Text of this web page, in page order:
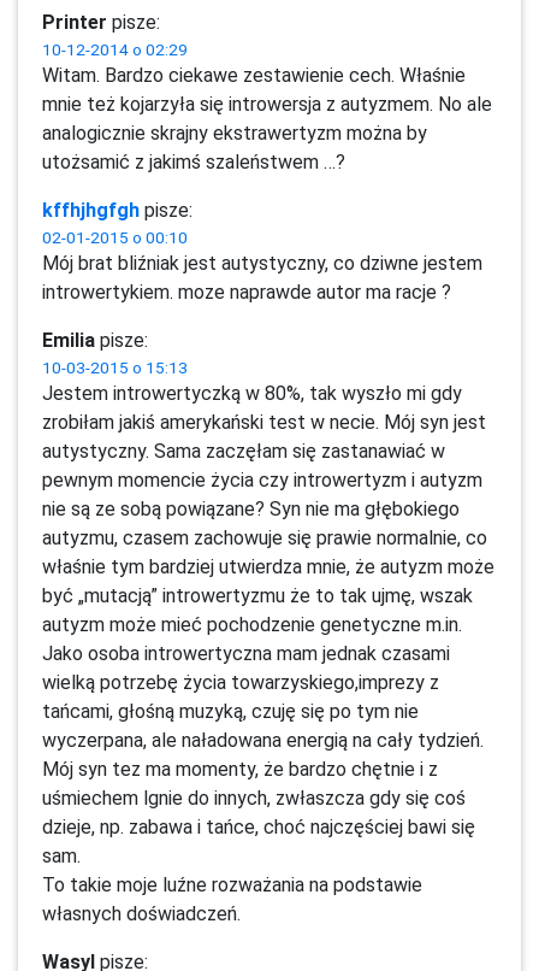
Printer pisze:
10-12-2014 o 02:29
Witam. Bardzo ciekawe zestawienie cech. Właśnie
mnie też kojarzyła się introwersja z autyzmem. No ale
analogicznie skrajny ekstrawertyzm można by
utożsamić z jakimś szaleństwem …?
kffhjhgfgh pisze:
02-01-2015 o 00:10
Mój brat bliźniak jest autystyczny, co dziwne jestem
introwertykiem. moze naprawde autor ma racje ?
Emilia pisze:
10-03-2015 o 15:13
Jestem introwertyczką w 80%, tak wyszło mi gdy
zrobiłam jakiś amerykański test w necie. Mój syn jest
autystyczny. Sama zaczęłam się zastanawiać w
pewnym momencie życia czy introwertyzm i autyzm
nie są ze sobą powiązane? Syn nie ma głębokiego
autyzmu, czasem zachowuje się prawie normalnie, co
właśnie tym bardziej utwierdza mnie, że autyzm może
być „mutacją” introwertyzmu że to tak ujmę, wszak
autyzm może mieć pochodzenie genetyczne m.in.
Jako osoba introwertyczna mam jednak czasami
wielką potrzebę życia towarzyskiego,imprezy z
tańcami, głośną muzyką, czuję się po tym nie
wyczerpana, ale naładowana energią na cały tydzień.
Mój syn tez ma momenty, że bardzo chętnie i z
uśmiechem lgnie do innych, zwłaszcza gdy się coś
dzieje, np. zabawa i tańce, choć najczęściej bawi się
sam.
To takie moje luźne rozważania na podstawie
własnych doświadczeń.
Wasyl pisze: